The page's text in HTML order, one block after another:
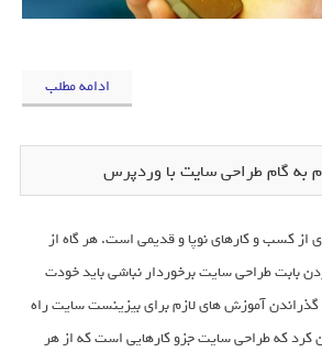
ادامه مطلب
به گام طراحی سایت با وردپرس
از کسب و کارهای نوپا و قدیمی است. هر گاه از
بابت طراحی سایت برخوردار نباشی باید خودت
آموزش های لازم برای بیزینست سایت راه
کرد که طراحی سایت جزو کارهایی است که از هر